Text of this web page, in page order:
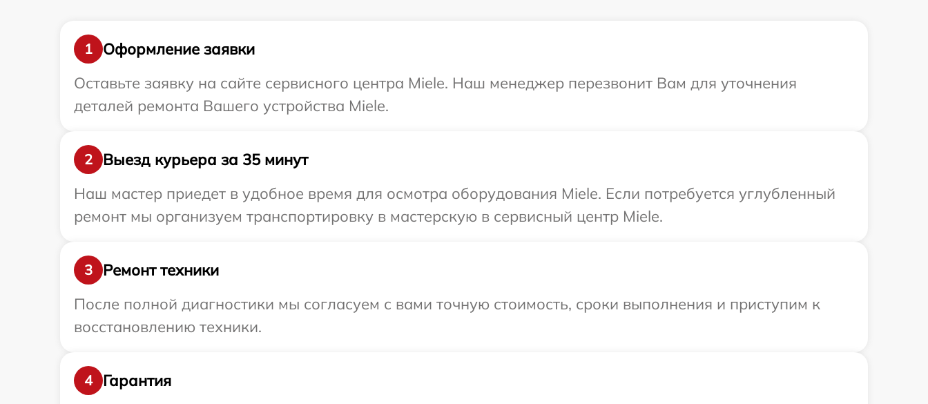
1
Оформление заявки
Оставьте заявку на сайте сервисного центра Miele. Наш менеджер перезвонит Вам для уточнения
деталей ремонта Вашего устройства Miele.
2
Выезд курьера за 35 минут
Наш мастер приедет в удобное время для осмотра оборудования Miele. Если потребуется углубленный
ремонт мы организуем транспортировку в мастерскую в сервисный центр Miele.
3
Ремонт техники
После полной диагностики мы согласуем с вами точную стоимость, сроки выполнения и приступим к
восстановлению техники.
4
Гарантия